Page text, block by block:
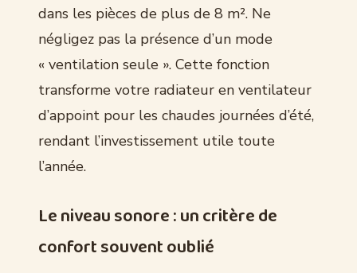
dans les pièces de plus de 8 m². Ne
négligez pas la présence d’un mode
« ventilation seule ». Cette fonction
transforme votre radiateur en ventilateur
d’appoint pour les chaudes journées d’été,
rendant l’investissement utile toute
l’année.
Le niveau sonore : un critère de
confort souvent oublié